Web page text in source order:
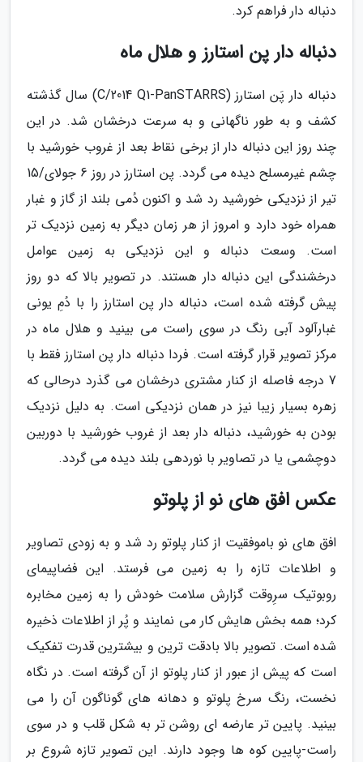
دنباله دار فراهم کرد.
دنباله دار پن استارز و هلال ماه
دنباله دار پَن استارز (C/2014 Q1-PanSTARRS) سال گذشته
کشف و به طور ناگهانی و به سرعت درخشان شد. در این
چند روز این دنباله دار از برخی نقاط بعد از غروب خورشید با
چشم غیرمسلح دیده می گردد. پن استارز در روز 6 جولای/15
تیر از نزدیکی خورشید رد شد و اکنون دُمی بلند از گاز و غبار
همراه خود دارد و امروز از هر زمان دیگر به زمین نزدیک تر
است. وسعت دنباله و این نزدیکی به زمین عوامل
درخشندگی این دنباله دار هستند. در تصویر بالا که دو روز
پیش گرفته شده است، دنباله دار پن استارز را با دُمِ یونی
غبارآلود آبی رنگ در سوی راست می بینید و هلال ماه در
مرکز تصویر قرار گرفته است. فردا دنباله دار پن استارز فقط با
7 درجه فاصله از کنار مشتری درخشان می گذرد درحالی که
زهره بسیار زیبا نیز در همان نزدیکی است. به دلیل نزدیک
بودن به خورشید، دنباله دار بعد از غروب خورشید با دوربین
دوچشمی یا در تصاویر با نوردهی بلند دیده می گردد.
عکس افق های نو از پلوتو
افق های نو باموفقیت از کنار پلوتو رد شد و به زودی تصاویر
و اطلاعات تازه را به زمین می فرستد. این فضاپیمای
روبوتیک سرِوقت گزارش سلامت خودش را به زمین مخابره
کرد؛ همه بخش هایش کار می نمایند و پُر از اطلاعات ذخیره
شده است. تصویر بالا بادقت ترین و بیشترین قدرت تفکیک
است که پیش از عبور از کنار پلوتو از آن گرفته است. در نگاه
نخست، رنگ سرخ پلوتو و دهانه های گوناگون آن را می
بینید. پایین تر عارضه ای روشن تر به شکل قلب و در سوی
راست-پایین کوه ها وجود دارند. این تصویر تازه شروع بر